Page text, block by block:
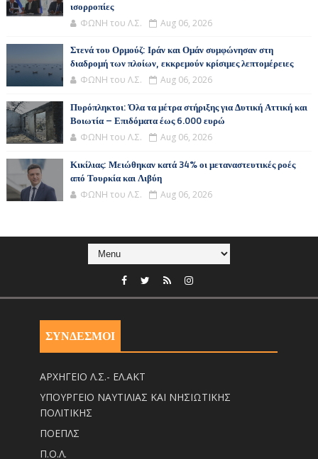
ισορροπίες
ΦΩΝΗ του Λ.Σ. Aug 06, 2026
Στενά του Ορμούζ: Ιράν και Ομάν συμφώνησαν στη
διαδρομή των πλοίων, εκκρεμούν κρίσιμες λεπτομέρειες
ΦΩΝΗ του Λ.Σ. Aug 06, 2026
Πυρόπληκτοι: Όλα τα μέτρα στήριξης για Δυτική Αττική και
Βοιωτία – Επιδόματα έως 6.000 ευρώ
ΦΩΝΗ του Λ.Σ. Aug 06, 2026
Κικίλιας: Μειώθηκαν κατά 34% οι μεταναστευτικές ροές
από Τουρκία και Λιβύη
ΦΩΝΗ του Λ.Σ. Aug 06, 2026
ΣΥΝΔΕΣΜΟΙ
ΑΡΧΗΓΕΙΟ Λ.Σ.- ΕΛ.ΑΚΤ
ΥΠΟΥΡΓΕΙΟ ΝΑΥΤΙΛΙΑΣ ΚΑΙ ΝΗΣΙΩΤΙΚΗΣ
ΠΟΛΙΤΙΚΗΣ
ΠΟΕΠΛΣ
Π.Ο.Λ.